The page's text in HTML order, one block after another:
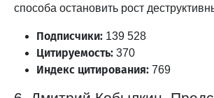
способа остановить рост
Подписчики: 139 528
Цитируемость: 370
Индекс цитирования: 769